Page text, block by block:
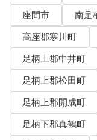
座間市
南足
高座郡寒川町
足柄上郡中井町
足柄上郡松田町
足柄上郡開成町
足柄下郡真鶴町